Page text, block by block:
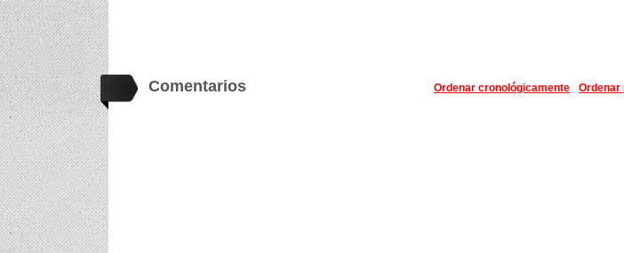
Comentarios Ordenar
Ordenar cronológicamente